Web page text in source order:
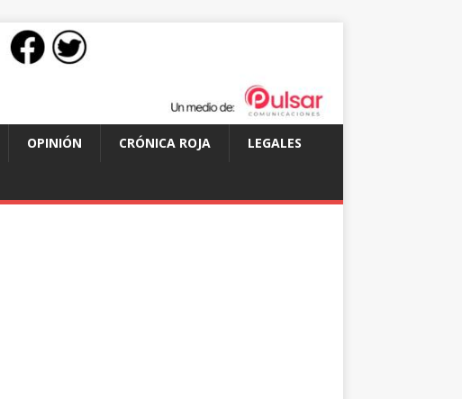
OPINIÓN CRÓNICA ROJA LEGALES